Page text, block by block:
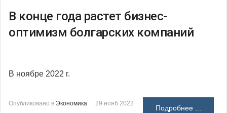
В конце года растет бизнес-
оптимизм болгарских компаний
В ноябре 2022 г.
Опубликовано в Экономика 29 нояб 2022
Подробнее ...